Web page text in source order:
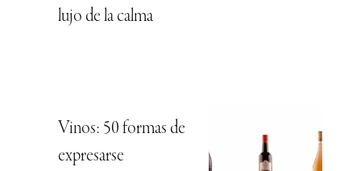
lujo de la calma
Vinos: 50 formas de
expresarse